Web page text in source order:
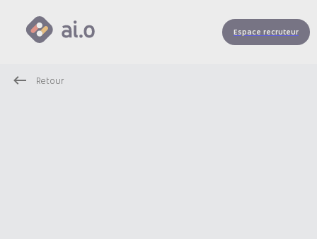
Espace recruteur
Retour